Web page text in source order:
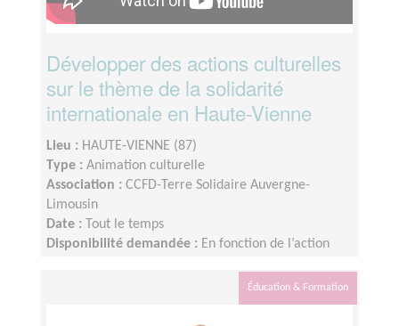
Développer des actions culturelles
sur le thème de la solidarité
internationale en Haute-Vienne
Lieu : HAUTE-VIENNE (87)
Type : Animation culturelle
Association : CCFD-Terre Solidaire Auvergne-
Limousin
Date :
Tout le temps
Disponibilité demandée : En fonction de l’action
Éducation & Formation